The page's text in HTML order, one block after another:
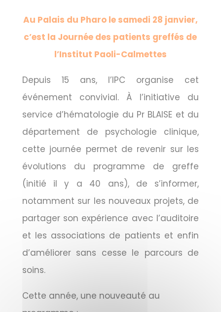
Au Palais du Pharo le samedi 28 janvier,
c’est la Journée des patients greffés de
l’Institut Paoli-Calmettes
Depuis 15 ans, l’IPC organise cet
événement convivial. À l’initiative du
service d’hématologie du Pr BLAISE et du
département de psychologie clinique,
cette journée permet de revenir sur les
évolutions du programme de greffe
(initié il y a 40 ans), de s’informer,
notamment sur les nouveaux projets, de
partager son expérience avec l’auditoire
et les associations de patients et enfin
d’améliorer sans cesse le parcours de
soins.
Cette année, une nouveauté au